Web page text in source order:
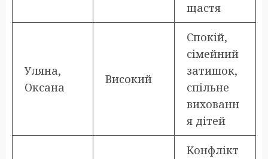
щастя
Уляна,
Оксана
Високий
Спокій,
сімейний
затишок,
спільне
вихованн
я дітей
Конфлікт